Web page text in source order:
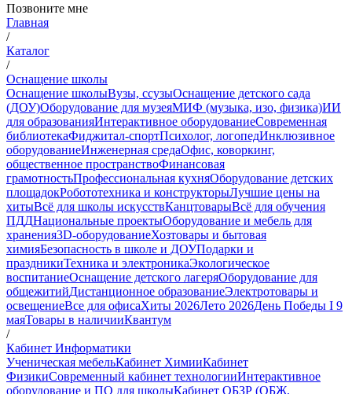
Позвоните мне
Главная
/
Каталог
/
Оснащение школы
Оснащение школыВузы, ссузыОснащение детского сада
(ДОУ)Оборудование для музеяМИФ (музыка, изо, физика)ИИ
для образованияИнтерактивное оборудованиеСовременная
библиотекаФиджитал-спортПсихолог, логопедИнклюзивное
оборудованиеИнженерная средаОфис, коворкинг,
общественное пространствоФинансовая
грамотностьПрофессиональная кухняОборудование детских
площадокРобототехника и конструкторыЛучшие цены на
хитыВсё для школы искусствКанцтоварыВсё для обучения
ПДДНациональные проектыОборудование и мебель для
хранения3D-оборудованиеХозтовары и бытовая
химияБезопасность в школе и ДОУПодарки и
праздникиТехника и электроникаЭкологическое
воспитаниеОснащение детского лагеряОборудование для
общежитийДистанционное образованиеЭлектротовары и
освещениеВсе для офисаХиты 2026Лето 2026День Победы I 9
маяТовары в наличииКвантум
/
Кабинет Информатики
Ученическая мебельКабинет ХимииКабинет
ФизикиСовременный кабинет технологииИнтерактивное
оборудование и ПО для школыКабинет ОБЗР (ОБЖ,